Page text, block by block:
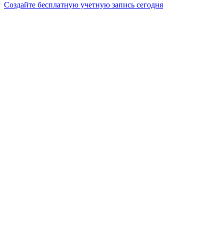
Создайте бесплатную учетную запись сегодня